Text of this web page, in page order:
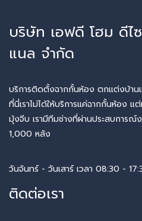
บริษัท เอฟดี โฮม ดีไ
แนล จำกัด
บริการติดตั้งฉากกั้นห้อง ตกแต่งบ้าน
ที่นี่เราไม่ได้ให้บริการแค่ฉากกั้นห้อง แ
มุ้งจีบ เรามีทีมช่างที่ผ่านประสบการ
1,000 หลัง
วันจันทร์ - วันเสาร์ เวลา 08:30 -
ติดต่อเรา